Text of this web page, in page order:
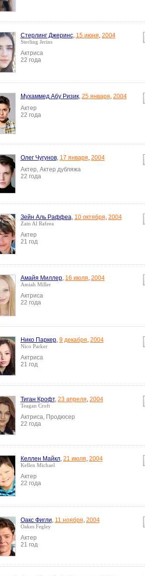
Стерлинг Джеринс, 15 июня, 2004
Sterling Jerins
Актриса
22 года
Мухаммед Абу Ризик, 25 января, 2004
Актер
22 года
Олег Чугунов, 17 января, 2004
Актер, Актер дубляжа
22 года
Зейн Аль Раффеа, 10 октября, 2004
Zain Al Rafeea
Актер
21 год
Амайя Миллер, 16 июля, 2004
Amiah Miller
Актриса
22 года
Нико Паркер, 9 декабря, 2004
Nico Parker
Актриса
21 год
Тиган Крофт, 23 апреля, 2004
Teagan Croft
Актриса, Продюсер
22 года
Келлен Майкл, 21 июля, 2004
Kellen Michael
Актер
22 года
Оакс Фигли, 11 ноября, 2004
Oakes Fegley
Актер
21 год